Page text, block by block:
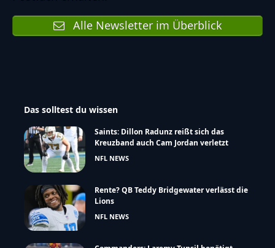
Alle Newsletter im Überblick
Das solltest du wissen
Saints: Dillon Radunz reißt sich das
Kreuzband auch Cam Jordan verletzt
NFL NEWS
Rente? QB Teddy Bridgewater verlässt die
Lions
NFL NEWS